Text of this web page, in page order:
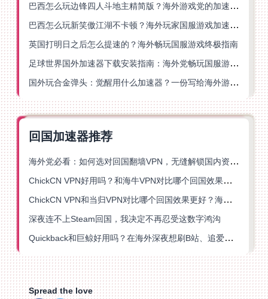
巴西怎么玩边锋四人斗地主精简版？海外游戏党的加速器终极选择
巴西怎么玩新笑傲江湖不卡顿？海外玩家国服游戏加速终极指南（附猫和老鼠一梦江湖实测）
英国打明日之后怎么提速的？海外畅玩国服游戏终极指南
足球世界国外加速器下载安装指南：海外党畅玩国服游戏的终极解决方案
国外玩合金弹头：觉醒用什么加速器？一份写给海外游子的畅玩指南
回国加速器推荐
海外党必看：如何选对回国翻墙VPN，无缝解锁国内资源？
ChickCN VPN好用吗？和海牛VPN对比哪个回国效果更好？
ChickCN VPN和当归VPN对比哪个回国效果更好？海外党亲测后选了它
深夜连不上Steam回国，我决定不再忍受这数字鸿沟
Quickback和巨鲸好用吗？在海外深夜想刷B站、追爱奇艺的你，或许正需要这份答案
Spread the love